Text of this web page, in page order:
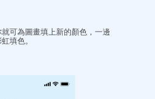
可為圖畫填上新的顏色，一邊
填色。